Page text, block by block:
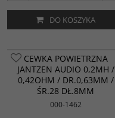
DO KOSZYKA
CEWKA POWIETRZNA
JANTZEN AUDIO 0,2MH /
0,42OHM / DR.0,63MM /
ŚR.28 DŁ.8MM
000-1462